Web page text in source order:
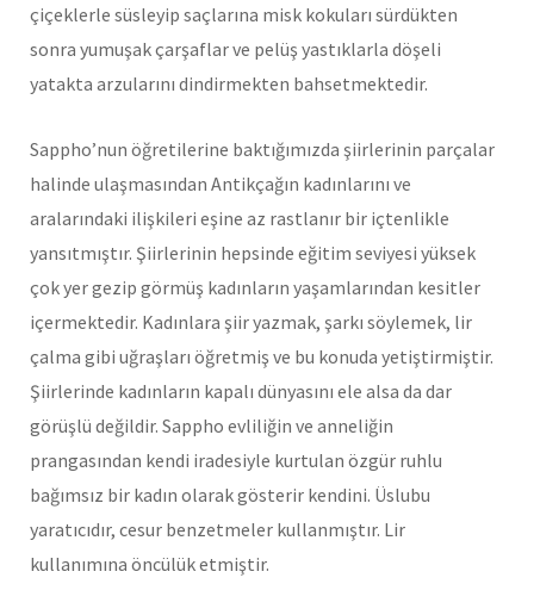
çiçeklerle süsleyip saçlarına misk kokuları sürdükten
sonra yumuşak çarşaflar ve pelüş yastıklarla döşeli
yatakta arzularını dindirmekten bahsetmektedir.
Sappho’nun öğretilerine baktığımızda şiirlerinin parçalar
halinde ulaşmasından Antikçağın kadınlarını ve
aralarındaki ilişkileri eşine az rastlanır bir içtenlikle
yansıtmıştır. Şiirlerinin hepsinde eğitim seviyesi yüksek
çok yer gezip görmüş kadınların yaşamlarından kesitler
içermektedir. Kadınlara şiir yazmak, şarkı söylemek, lir
çalma gibi uğraşları öğretmiş ve bu konuda yetiştirmiştir.
Şiirlerinde kadınların kapalı dünyasını ele alsa da dar
görüşlü değildir. Sappho evliliğin ve anneliğin
prangasından kendi iradesiyle kurtulan özgür ruhlu
bağımsız bir kadın olarak gösterir kendini. Üslubu
yaratıcıdır, cesur benzetmeler kullanmıştır. Lir
kullanımına öncülük etmiştir.